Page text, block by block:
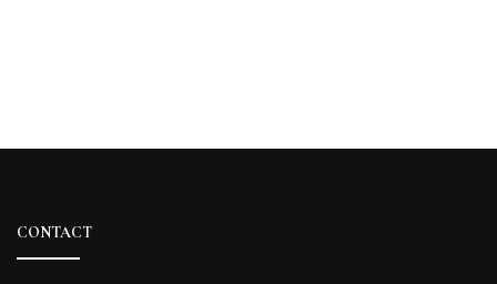
CONTACT